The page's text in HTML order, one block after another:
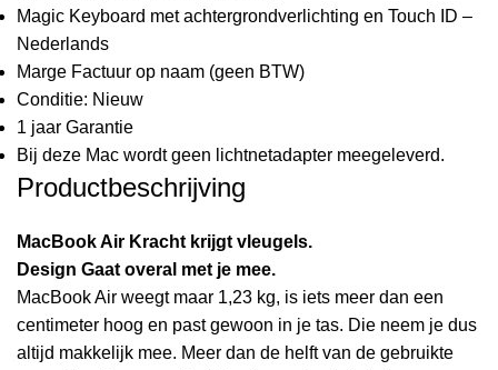
Magic Keyboard met achtergrondverlichting en Touch ID –
Nederlands
Marge Factuur op naam (geen BTW)
Conditie: Nieuw
1 jaar Garantie
Bij deze Mac wordt geen lichtnet­adapter meegeleverd.
Productbeschrijving
MacBook Air Kracht krijgt vleugels.
Design Gaat overal met je mee.
MacBook Air weegt maar 1,23 kg, is iets meer dan een
centimeter hoog en past gewoon in je tas. Die neem je dus
altijd makkelijk mee. Meer dan de helft van de gebruikte